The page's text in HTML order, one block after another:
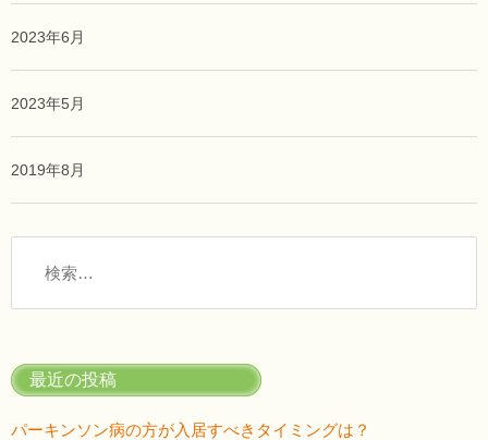
2023年6月
2023年5月
2019年8月
最近の投稿
パーキンソン病の方が入居すべきタイミングは？